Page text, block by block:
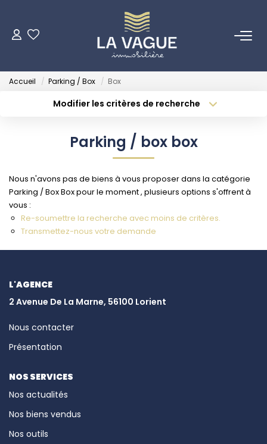
ACHETER
ESTIMER
Qui Sommes Nous
INVESTISSEURS
BIENS VENDUS
Accueil Parking / Box Box
Modifier les critères de recherche
Budget max Plus de critères
Parking / box box
Nous n'avons pas de biens à vous proposer dans la catégorie
Parking / Box Box pour le moment , plusieurs options s'offrent à
vous :
Re-soumettre la recherche avec moins de critères.
Transmettez-nous votre demande
L'AGENCE
2 Avenue De La Marne, 56100 Lorient
Nous contacter
Présentation
NOS SERVICES
Nos actualités
Nos biens vendus
Nos outils